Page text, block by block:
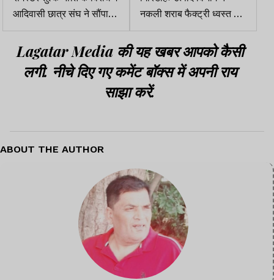
आदिवासी छात्र संघ ने सौंपा
ज्ञापन
नकली शराब फैक्ट्री ध्वस्त की,
6 के खिलाफ केस दर्ज
Lagatar Media की यह खबर आपको कैसी
लगी. नीचे दिए गए कमेंट बॉक्स में अपनी राय
साझा करें.
ABOUT THE AUTHOR